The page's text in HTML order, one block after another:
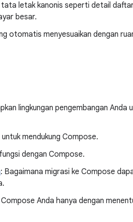
tata letak kanonis seperti detail
besar.
otomatis menyesuaikan dengan
lingkungan pengembangan Anda
mendukung Compose.
dengan Compose.
: Bagaimana migrasi ke Compose
Anda hanya dengan